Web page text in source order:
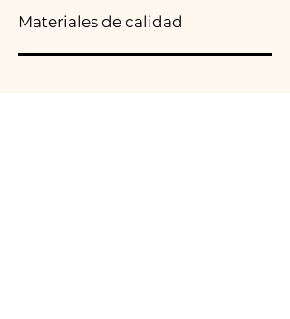
Materiales de calidad